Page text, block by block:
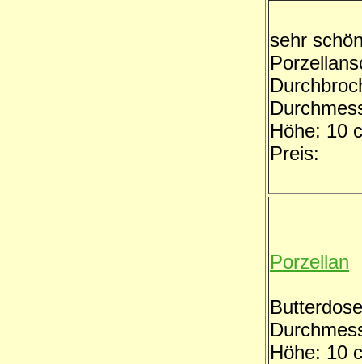
sehr
Höhe: 10
Preis:
Porzellan
Höhe: 10